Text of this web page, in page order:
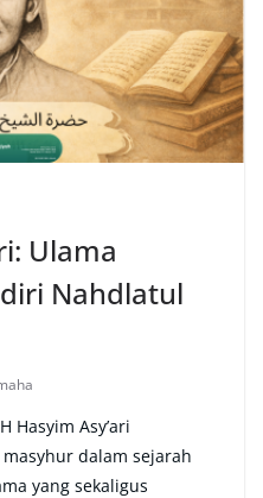
Ulama
Nahdlatul
Hasyim Asy’ari
dalam sejarah
yang sekaligus